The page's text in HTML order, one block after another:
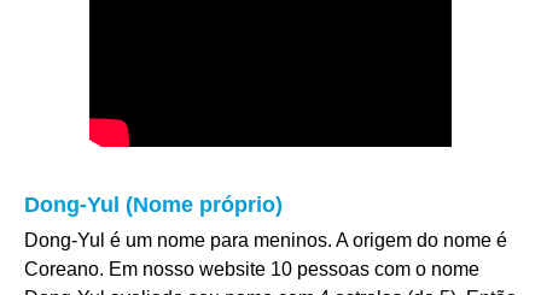
Dong-Yul (Nome próprio)
Dong-Yul é um nome para meninos. A origem do nome é
Coreano. Em nosso website 10 pessoas com o nome